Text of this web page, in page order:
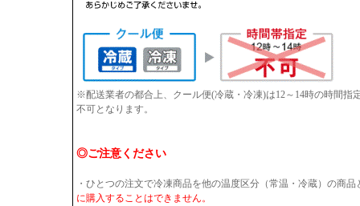
※配送業者の都合上、クール便(冷蔵・冷凍)は12～14時の時間
不可となります。
◎ご注意ください
・ひとつの注文で冷凍商品を他の温度区分（常温・冷蔵）の商品
に購入することはできません。